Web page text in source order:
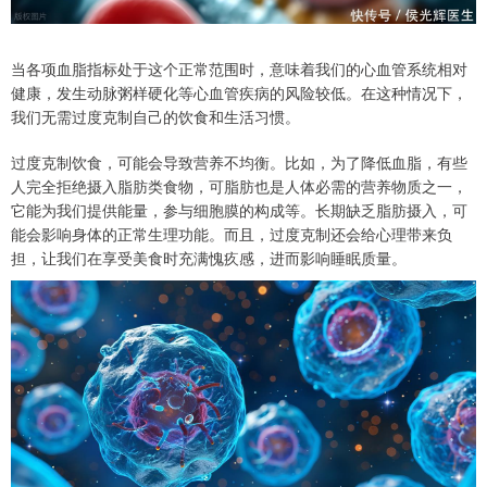
当各项血脂指标处于这个正常范围时，意味着我们的心血管系统相对
健康，发生动脉粥样硬化等心血管疾病的风险较低。在这种情况下，
我们无需过度克制自己的饮食和生活习惯。
过度克制饮食，可能会导致营养不均衡。比如，为了降低血脂，有些
人完全拒绝摄入脂肪类食物，可脂肪也是人体必需的营养物质之一，
它能为我们提供能量，参与细胞膜的构成等。长期缺乏脂肪摄入，可
能会影响身体的正常生理功能。而且，过度克制还会给心理带来负
担，让我们在享受美食时充满愧疚感，进而影响睡眠质量。